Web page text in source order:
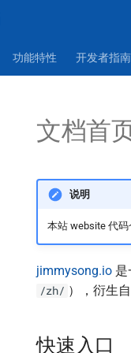
功能特性 开发者指南
文档首
说明
本站 website 代
jimmysong.io
/zh/ ），衍生
快速入口